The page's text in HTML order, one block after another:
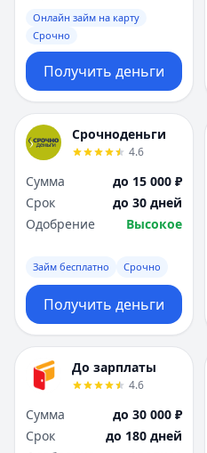
Онлайн займ на карту
Срочно
Получить деньги
Срочноденьги
4.6
Сумма
до 15 000 ₽
Срок
до 30 дней
Одобрение
Высокое
Займ бесплатно Срочно
Получить деньги
До зарплаты
4.6
Сумма
до 30 000 ₽
Срок
до 180 дней